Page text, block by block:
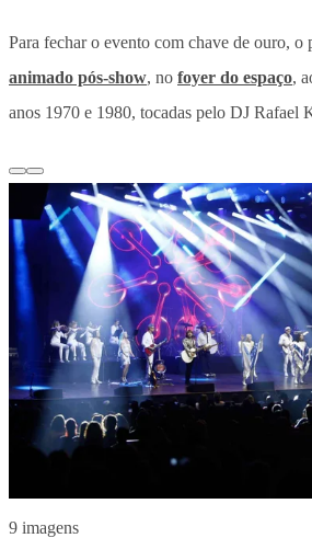
Para fechar o evento com chave de ouro,
animado pós-show, no foyer do espaço,
anos 1970 e 1980, tocadas pelo DJ Rafael
9 imagens